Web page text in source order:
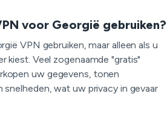
voor Georgië gebruiken?
VPN gebruiken, maar alleen als u
kiest. Veel zogenaamde "gratis"
uw gegevens, tonen
wat uw privacy in gevaar